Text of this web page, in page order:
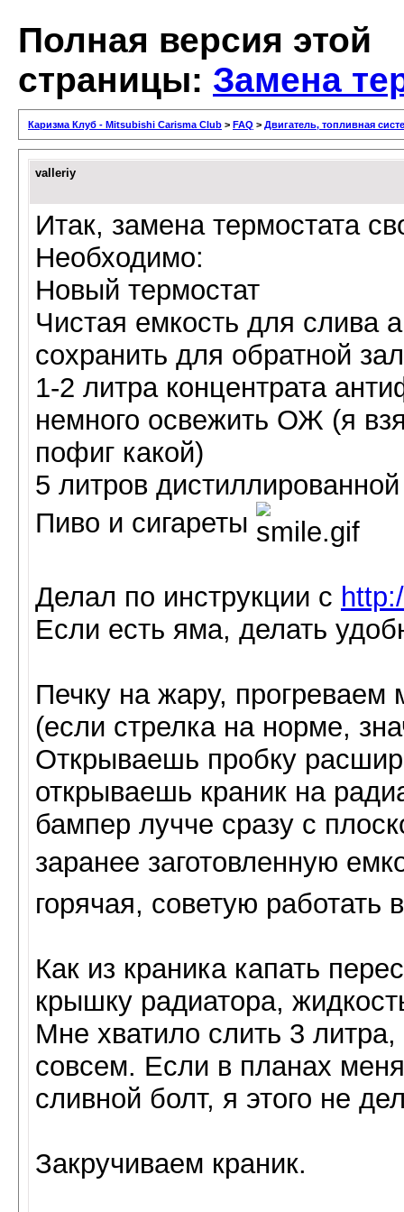
Полная версия этой
страницы: Замена
Каризма Клуб - Mitsubishi Carisma Club > FAQ > Двигатель, топливная
valleriy
Итак, замена термостата
Необходимо:
Новый термостат
Чистая емкость для слива
сохранить для обратной
1-2 литра концентрата
немного освежить ОЖ (я
пофиг какой)
5 литров
Пиво и сигареты
Делал по инструкции с
Если есть яма, делать
Печку на жару,
(если стрелка на норме,
Открываешь пробку
открываешь краник на
бампер лучче сразу с
заранее заготовленную
горячая, советую работать
Как из краника капать
крышку радиатора,
Мне хватило слить 3
совсем. Если в планах
сливной болт, я этого не
Закручиваем краник.